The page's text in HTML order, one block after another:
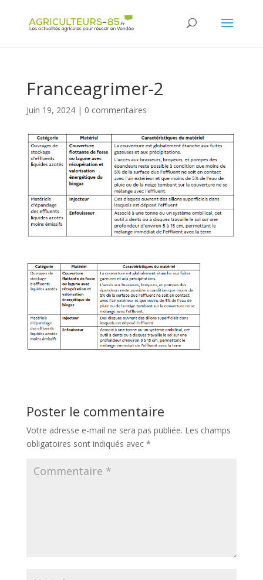
Franceagrimer-2
Juin 19, 2024| 0 commentaires
Poster le commentaire
Votre adresse e-mail ne sera pas publiée. Les champs
obligatoires sont indiqués avec *